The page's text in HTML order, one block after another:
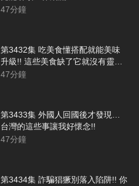
47分鐘
第3432集 吃美食懂搭配就能美味
升級!! 這些美食缺了它就沒有靈
魂?!
47分鐘
第3433集 外國人回國後才發現…
台灣的這些事讓我好懷念!!
47分鐘
第3434集 詐騙猖獗別落入陷阱!! 你